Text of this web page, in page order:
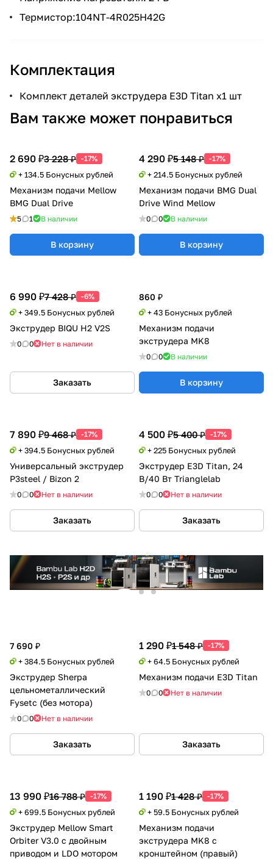
Термистор:104NT-4R025H42G
Комплектация
Комплект деталей экструдера E3D Titan x1 шт
Вам также может понравиться
2 690 ₽3 228 ₽ -17%
+ 134.5 Бонусных рублей
Механизм подачи Mellow
BMG Dual Drive
5 1 В наличии
В корзину
4 290 ₽5 148 ₽ -17%
+ 214.5 Бонусных рублей
Механизм подачи BMG Dual
Drive Wind Mellow
0 0 В наличии
В корзину
860 ₽
+ 43 Бонусных рублей
Механизм подачи
экструдера MK8
0 0 В наличии
В корзину
7 890 ₽9 468 ₽ -17%
+ 394.5 Бонусных рублей
Универсальный экструдер
P3steel / Bizon 2
0 0 Нет в наличии
Заказать
4 500 ₽5 400 ₽ -17%
+ 225 Бонусных рублей
Экструдер E3D Titan, 24
В/40 Вт Trianglelab
0 0 Нет в наличии
Заказать
7 690 ₽
+ 384.5 Бонусных рублей
Экструдер Sherpa
цельнометаллический
Fysetc (без мотора)
0 0 Нет в наличии
Заказать
1 290 ₽1 548 ₽ -17%
+ 64.5 Бонусных рублей
Механизм подачи E3D Titan
0 0 Нет в наличии
Заказать
6 990 ₽7 428 ₽ -6%
+ 349.5 Бонусных рублей
Экструдер BIQU H2 V2S
0 0 Нет в наличии
Заказать
13 990 ₽16 788 ₽ -17%
+ 699.5 Бонусных рублей
Экструдер Mellow Smart
Orbiter V3.0 с двойным
приводом и LDO мотором
1 190 ₽1 428 ₽ -17%
+ 59.5 Бонусных рублей
Механизм подачи
экструдера MK8 с
кронштейном (правый)